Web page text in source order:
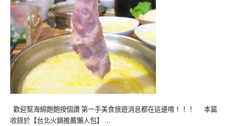
歡迎幫海綿飽飽按個讚 第一手美食旅遊消息都在這邊唷！！！ 本篇
收錄於【台北火鍋推薦懶人包】 …